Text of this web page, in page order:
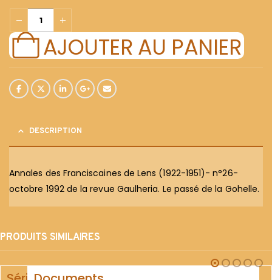
AJOUTER AU PANIER
DESCRIPTION
Annales des Franciscaines de Lens (1922-1951)- n°26-
octobre 1992 de la revue Gaulheria. Le passé de la Gohelle.
PRODUITS SIMILAIRES